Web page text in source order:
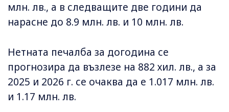
млн. лв., а в следващите две години да
нарасне до 8.9 млн. лв. и 10 млн. лв.
Нетната печалба за догодина се
прогнозира да възлезе на 882 хил. лв., а за
2025 и 2026 г. се очаква да е 1.017 млн. лв.
и 1.17 млн. лв.